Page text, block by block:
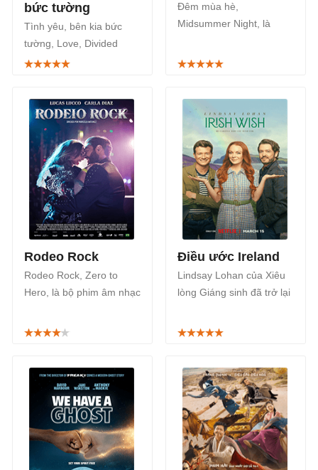
bức tường
Tình yêu, bên kia bức
tường, Love, Divided
(2024), là phim hài lãng
tháng 4 này.
Đêm mùa hè,
Midsummer Night, là
điện ảnh Na Uy, phát
Rodeo Rock
Rodeo Rock, Zero to
Hero, là bộ phim âm nhạc
ảnh Brazil trên kênh
Điều ước Ireland
Lindsay Lohan của Xiêu
lòng Giáng sinh đã trở lại
mạn giả tưởng Mỹ năm
phát sóng trên Netflix từ
ngày 15/3.